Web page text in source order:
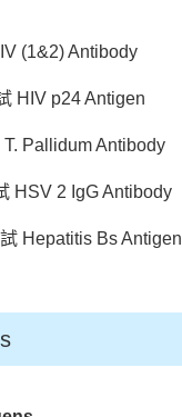
(1&2) Antibody
HIV p24 Antigen
Pallidum Antibody
HSV 2 IgG Antibody
Hepatitis Bs Antigen